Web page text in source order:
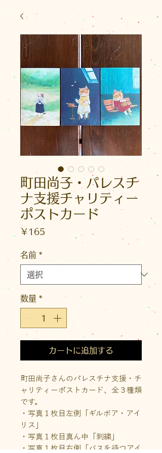
町田尚子・パレスチ
ナ支援チャリティー
ポストカード
￥165
名前 *
数量 *
カートに追加する
町田尚子さんのパレスチナ支援・チ
ャリティーポストカード、全３種類
です。
・写真１枚目左側「ギルボア・アイ
リス」
・写真１枚目真ん中「刺繍」
・写真１枚目右側「バスを待つアイ